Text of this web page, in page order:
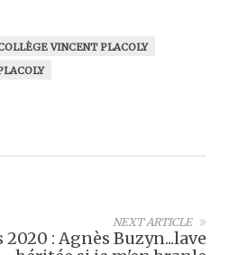
VINCENT PLACOLY
NEXT ARTICLE
: Agnès Buzyn...lave